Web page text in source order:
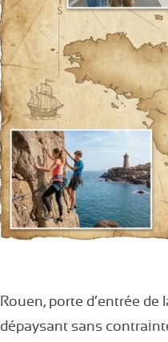
Rouen, porte d’entrée
dépaysant sans